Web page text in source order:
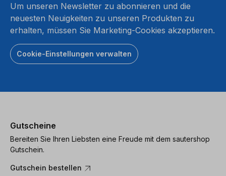
Um unseren Newsletter zu abonnieren und die
neuesten Neuigkeiten zu unseren Produkten zu
erhalten, müssen Sie Marketing-Cookies akzeptieren.
Cookie-Einstellungen verwalten
Gutscheine
Bereiten Sie Ihren Liebsten eine Freude mit dem sautershop
Gutschein.
Gutschein bestellen